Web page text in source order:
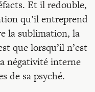
Et il redouble,
qu’il entreprend
la sublimation, la
que lorsqu’il n’est
négativité interne
de sa psyché.